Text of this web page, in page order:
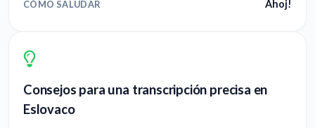
CÓMO SALUDAR Ahoj!
Consejos para una transcripción precisa en
Eslovaco